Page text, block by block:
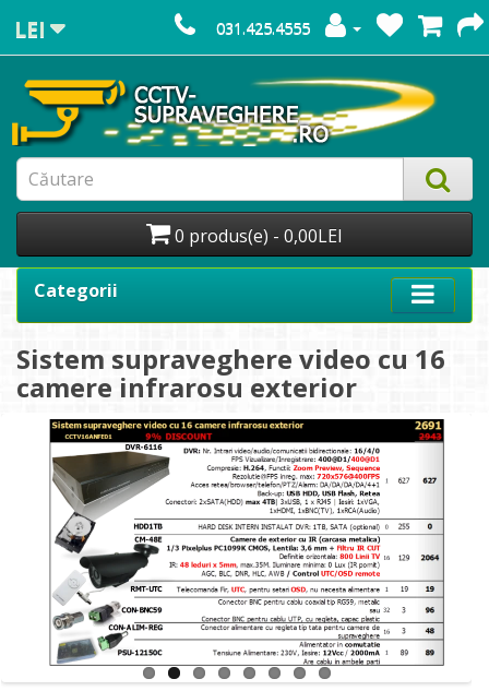
LEI 031.425.4555
0 produs(e) - 0,00LEI
Categorii
Sistem supraveghere video cu 16
camere infrarosu exterior